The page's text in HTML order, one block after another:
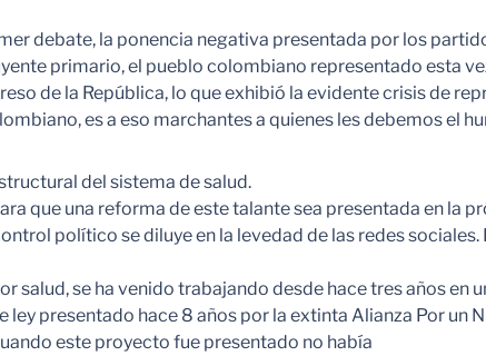
debate, la ponencia negativa presentada por los
primario, el pueblo colombiano representado esta
de la República, lo que exhibió la evidente crisis de
es a eso marchantes a quienes les debemos el
del sistema de salud.
que una reforma de este talante sea presentada en la
político se diluye en la levedad de las redes
salud, se ha venido trabajando desde hace tres años
presentado hace 8 años por la extinta Alianza Por un
este proyecto fue presentado no había